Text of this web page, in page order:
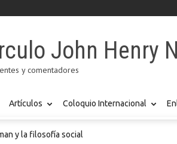
John Henry
y comentadores
Artículos Coloquio Internacional
y la filosofía social